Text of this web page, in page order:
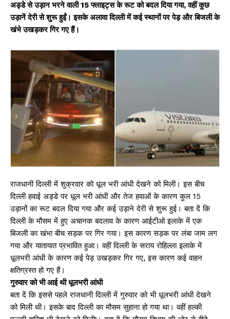
अड्डे से उड़ान भरने वाली 15 फ्लाइट्स के रूट को बदल दिया गया, वहीं कुछ
उड़ानें देरी से शुरू हुईं। इसके अलावा दिल्ली में कई स्थानों पर पेड़ और बिजली के
खंभे उखड़कर गिर गए हैं।
राजधानी दिल्ली में शुक्रवार को धूल भरी आंधी देखने को मिली। इस बीच
दिल्ली हवाई अड्डे पर धूल भरी आंधी और तेज हवाओं के कारण कुल 15
उड़ानों का रूट बदल दिया गया और कई उड़ाने देरी से शुरू हुई। बता दें कि
दिल्ली के मौसम में हुए अचानक बदलाव के कारण आईटीओ इलाके में एक
बिजली का खंभा बीच सड़क पर गिर गया। इस कारण सड़क पर लंबा जाम लग
गया और यातायात प्रभावित हुआ। वहीं दिल्ली के सराय रोहिल्ला इलाके में
धूलभरी आंधी के कारण कई पेड़ उखड़कर गिर गए, इस कारण कई वाहन
क्षतिग्रस्त हो गए हैं।
गुरुवार को भी आई थी धूलभरी आंधी
बता दें कि इससे पहले राजधानी दिल्ली में गुरुवार को भी धूलभरी आंधी देखने
को मिली थी। इसके बाद दिल्ली का मौसम सुहाना हो गया था। वहीं हल्की